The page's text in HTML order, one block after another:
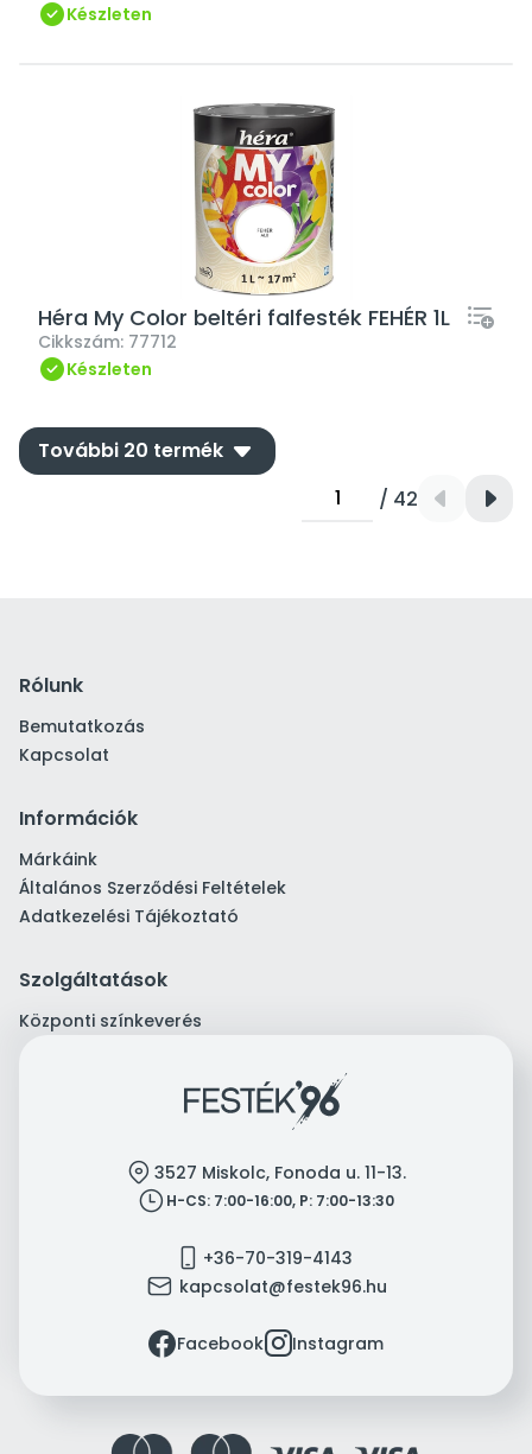
Készleten
Héra My Color beltéri falfesték FEHÉR 1L
Cikkszám: 77712
Készleten
További 20 termék down
/ 42
Rólunk
Bemutatkozás
Kapcsolat
Információk
Márkáink
Általános Szerződési Feltételek
Adatkezelési Tájékoztató
Szolgáltatások
Központi színkeverés
location 3527 Miskolc, Fonoda u. 11-13.
clock H-CS: 7:00-16:00, P: 7:00-13:30
mobile +36-70-319-4143
mail kapcsolat@festek96.hu
facebookFacebookinstagramInstagram